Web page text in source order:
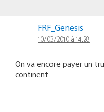
FRF_Genesis
10/03/2010 à 14:28
On va encore payer un
continent.